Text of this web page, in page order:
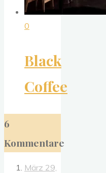
0
Black
Coffee
6
Kommentare
März 29,